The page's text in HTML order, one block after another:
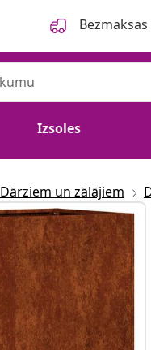
Izsoles
Dārziem un zālājiem